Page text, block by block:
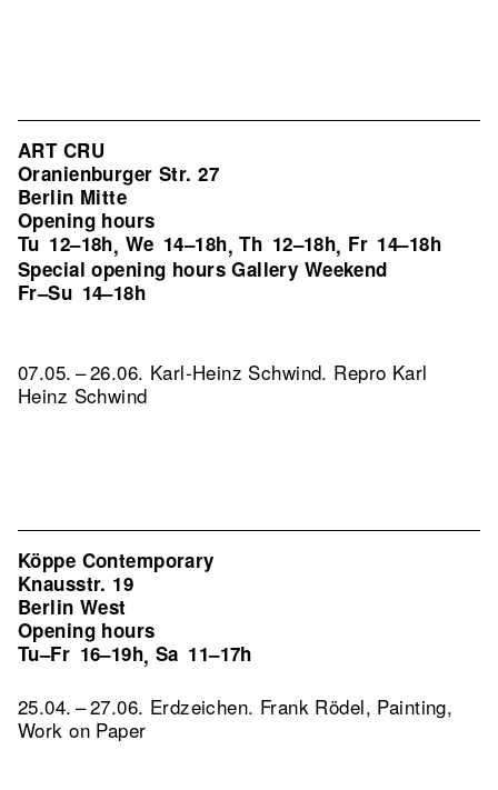
ART CRU
Oranienburger Str. 27
Berlin Mitte
Opening hours
Tu 12–18h, We 14–18h,Th 12–18h, Fr 14–18h
Special opening hours Gallery Weekend
Fr–Su 14–18h
07.05. – 26.06. Karl-Heinz Schwind. Repro Karl
Heinz Schwind
Köppe Contemporary
Knausstr. 19
Berlin West
Opening hours
Tu–Fr 16–19h, Sa 11–17h
25.04. – 27.06. Erdzeichen. Frank Rödel, Painting,
Work on Paper